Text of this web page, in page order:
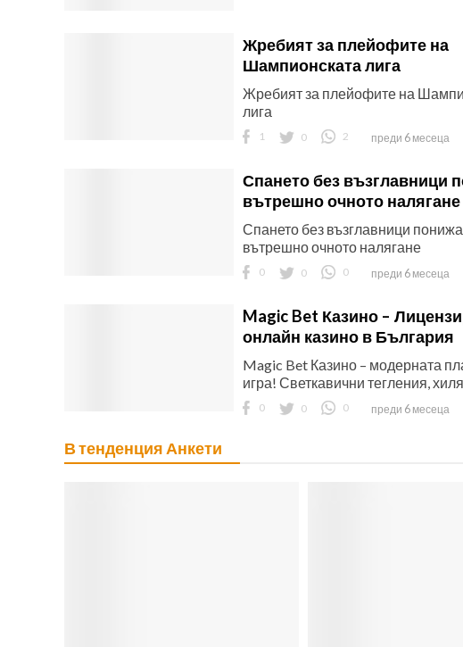
Жребият за плейофите на
Шампионската лига
Жребият за плейофите на
лига
1 0 2 преди 6 месеца
Спането без възглавници
вътрешно очното налягане
Спането без възглавници
вътрешно очното налягане
0 0 0 преди 6 месеца
Magic Bet Казино –
онлайн казино в България
Magic Bet Казино – модерната
игра! Светкавични тегления,
0 0 0 преди 6 месеца
В тенденция Анкети